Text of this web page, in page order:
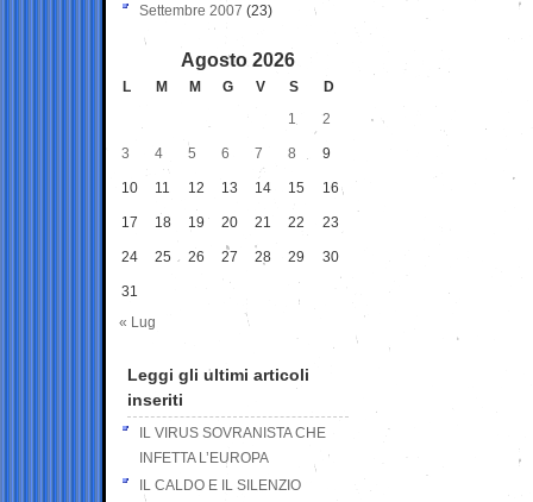
Settembre 2007 (23)
Agosto 2026
L M M G V S
D
1
2
3 4 5 6 7 8 9
10 11 12 13 14 15 16
17 18 19 20 21 22 23
24 25 26 27 28 29 30
31
« Lug
Leggi gli ultimi articoli
inseriti
IL VIRUS SOVRANISTA CHE
INFETTA L’EUROPA
IL CALDO E IL SILENZIO